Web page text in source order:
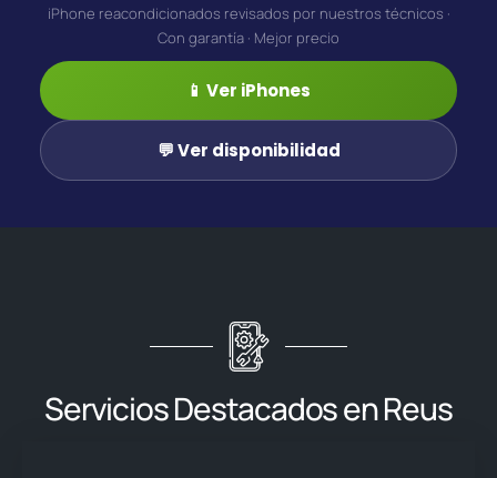
iPhone reacondicionados revisados por nuestros técnicos ·
Con garantía · Mejor precio
📱 Ver iPhones
💬 Ver disponibilidad
Servicios Destacados en Reus